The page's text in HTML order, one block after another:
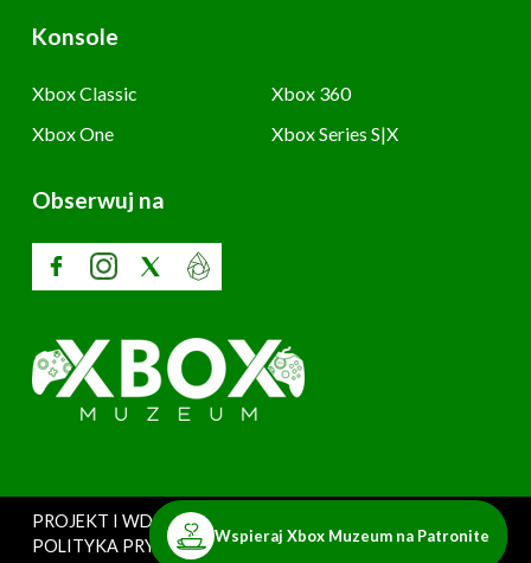
Konsole
Xbox Classic
Xbox 360
Xbox One
Xbox Series S|X
Obserwuj na
PROJEKT I WDROŻENIE: SZARY UŻYTKOWNIK
POLITYKA PRYWATNOŚCI Copyright © 2025. Xbox
Wspieraj Xbox Muzeum na Patronite